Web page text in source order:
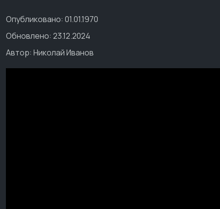
Опубликовано: 01.01.1970
Обновлено: 23.12.2024
Автор: Николай Иванов